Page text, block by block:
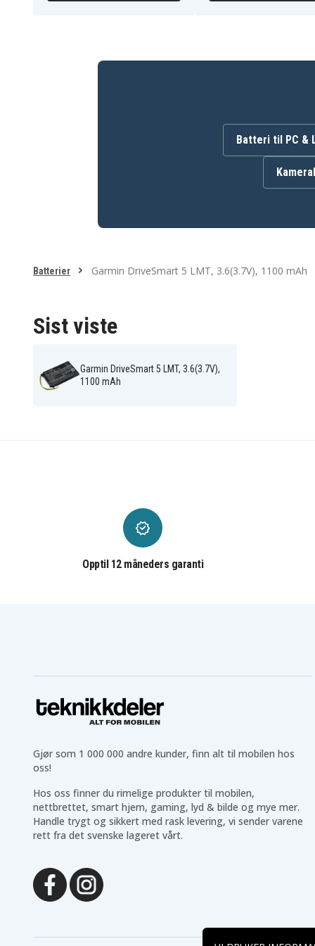
Batteri til PC &
Batterier Garmin DriveSmart 5 LMT, 3.6(3.7V), 1100 mAh
Sist viste
Garmin DriveSmart 5 LMT, 3.6(3.7V),
1100 mAh
Opptil 12 måneders garanti
Gjør som 1 000 000 andre kunder, finn alt til mobilen hos
oss!
Hos oss finner du rimelige produkter til mobilen,
nettbrettet, smart hjem, gaming, lyd & bilde og mye mer.
Handle trygt og sikkert med rask levering, vi sender varene
rett fra det svenske lageret vårt.